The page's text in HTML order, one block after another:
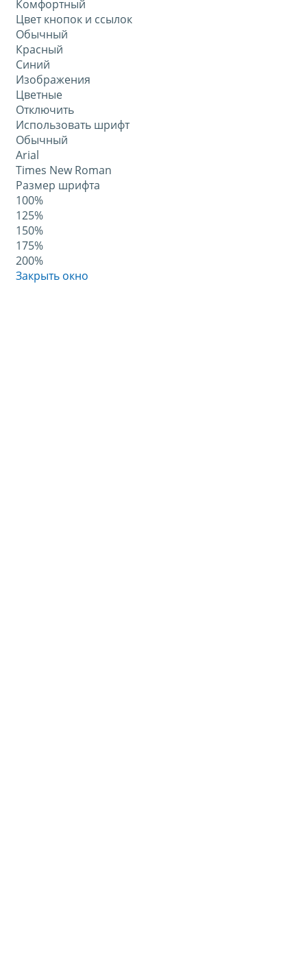
Комфортный
Цвет кнопок и ссылок
Обычный
Красный
Синий
Изображения
Цветные
Отключить
Использовать шрифт
Обычный
Arial
Times New Roman
Размер шрифта
100%
125%
150%
175%
200%
Закрыть окно